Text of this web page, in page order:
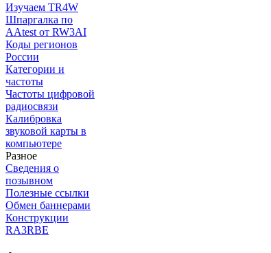
Изучаем TR4W
Шпаргалка по
AAtest от RW3AI
Коды регионов
России
Категории и
частоты
Частоты цифровой
радиосвязи
Калибровка
звуковой карты в
компьютере
Разное
Сведения о
позывном
Полезные ссылки
Обмен баннерами
Конструкции
RA3RBE